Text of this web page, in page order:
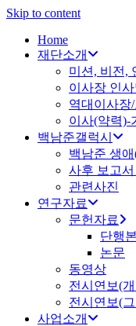
Skip to content
Home
재단소개
미션, 비전,
이사장 인
역대이사장
이사(약력)-
백남준갤럭시
백남준 생
사후 보고서
관련사진
연구자료
문헌자료
단행
논문
동영상
전시연보(
전시연보(
사업소개